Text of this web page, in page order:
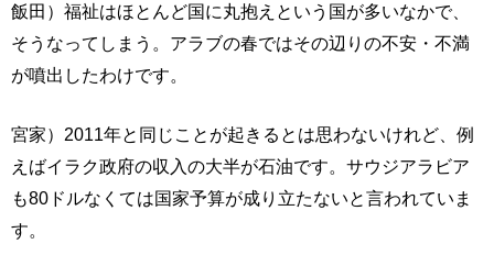
飯田）福祉はほとんど国に丸抱えという国が多いなかで、
そうなってしまう。アラブの春ではその辺りの不安・不満
が噴出したわけです。
宮家）2011年と同じことが起きるとは思わないけれど、例
えばイラク政府の収入の大半が石油です。サウジアラビア
も80ドルなくては国家予算が成り立たないと言われていま
す。